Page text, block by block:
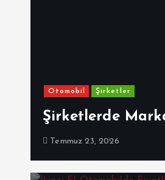
Otomobil Şirketler
Şirketlerde
Temmuz 23, 2026